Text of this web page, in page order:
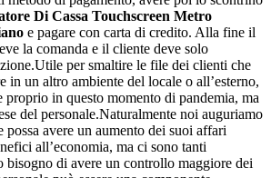
Di Cassa Touchscreen Metro
e pagare con carta di credito. Alla fine il
la comanda e il cliente deve solo
per smaltire le file dei clienti che
in un altro ambiente del locale o all’esterno,
proprio in questo momento di pandemia, ma
del personale.Naturalmente noi auguriamo
possa avere un aumento dei suoi affari
all’economia, ma ci sono tanti
bisogno di avere un controllo maggiore dei